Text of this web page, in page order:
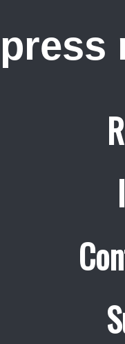
press